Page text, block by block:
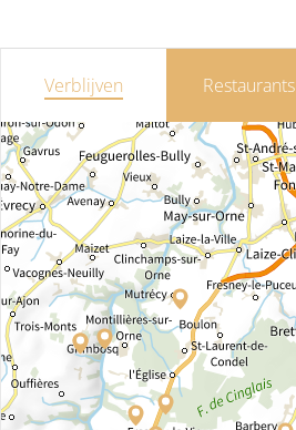
Verblijven Restaurants